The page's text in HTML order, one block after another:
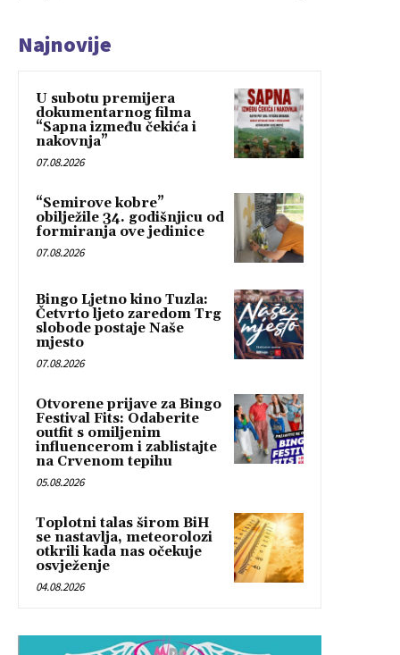
Najnovije
U subotu premijera
dokumentarnog filma
“Sapna između čekića i
nakovnja”
07.08.2026
“Semirove kobre”
obilježile 34. godišnjicu od
formiranja ove jedinice
07.08.2026
Bingo Ljetno kino Tuzla:
Četvrto ljeto zaredom Trg
slobode postaje Naše
mjesto
07.08.2026
Otvorene prijave za Bingo
Festival Fits: Odaberite
outfit s omiljenim
influencerom i zablistajte
na Crvenom tepihu
05.08.2026
Toplotni talas širom BiH
se nastavlja, meteorolozi
otkrili kada nas očekuje
osvježenje
04.08.2026